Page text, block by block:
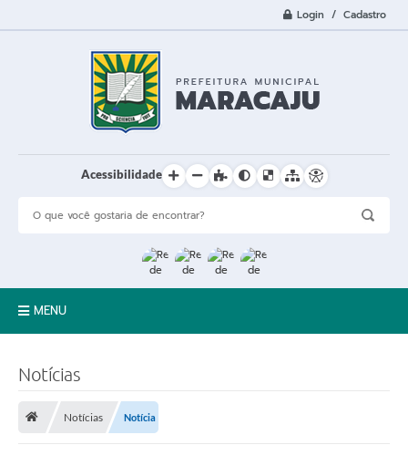
Login / Cadastro
Acessibilidade
MENU
Notícias
Notícias Notícia